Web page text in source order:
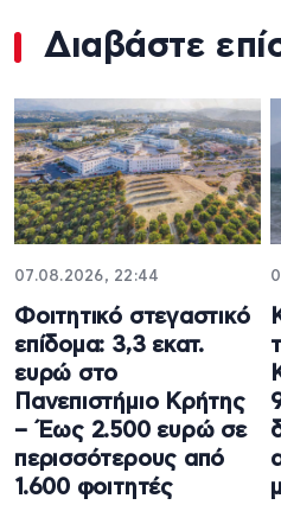
Διαβάστε
07.08.2026, 22:44
Φοιτητικό στεγαστικό
επίδομα: 3,3 εκατ.
ευρώ στο
Πανεπιστήμιο Κρήτης
– Έως 2.500 ευρώ σε
περισσότερους από
1.600 φοιτητές